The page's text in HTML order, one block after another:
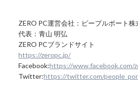
ZERO PC運営会社：ピープルポート株
代表：青山 明弘
ZERO PCブランドサイト
https://zeropc.jp/
Facebook:https://www.facebook.com/
Twitter:https://twitter.com/